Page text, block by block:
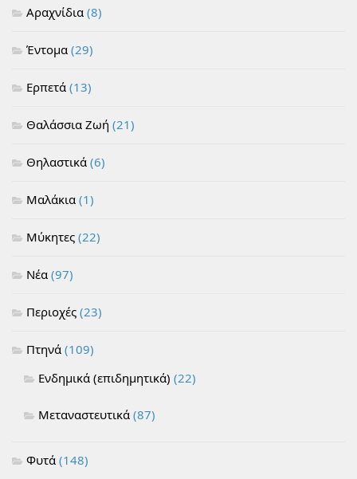
Αραχνίδια (8)
Έντομα (29)
Ερπετά (13)
Θαλάσσια Ζωή (21)
Θηλαστικά (6)
Μαλάκια (1)
Μύκητες (22)
Νέα (97)
Περιοχές (23)
Πτηνά (109)
Ενδημικά (επιδημητικά) (22)
Μεταναστευτικά (87)
Φυτά (148)